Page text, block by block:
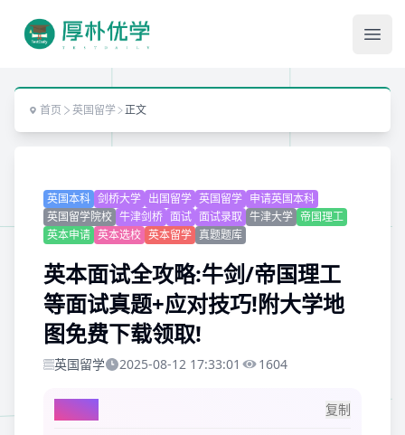
首页 英国留学 正文
英国本科 剑桥大学 出国留学 英国留学 申请英国本科
英国留学院校 牛津剑桥 面试 面试录取 牛津大学 帝国理工
英本申请 英本选校 英本留学 真题题库
英本面试全攻略:牛剑/帝国理工
等面试真题+应对技巧!附大学地
图免费下载领取!
英国留学 2025-08-12 17:33:01 1604
AI总结 复制